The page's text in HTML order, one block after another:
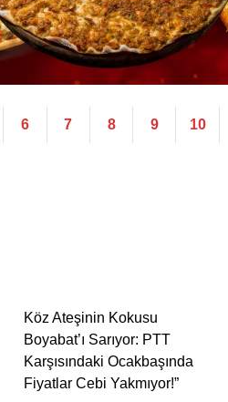
6 7 8 9 10
Köz Ateşinin Kokusu
Boyabat’ı Sarıyor: PTT
Karşısındaki Ocakbaşında
Fiyatlar Cebi Yakmıyor!”